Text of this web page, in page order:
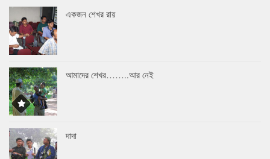
একজন শেখর রায়
আমাদের শেখর……..আর নেই
দাদা